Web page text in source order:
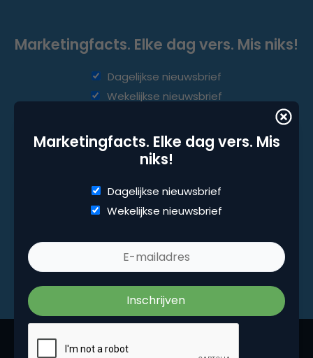
Marketingfacts. Elke dag vers. Mis
niks!
Dagelijkse nieuwsbrief
Wekelijkse nieuwsbrief
Marketingfacts. Elke dag vers. Mis niks!
Dagelijkse nieuwsbrief
Wekelijkse nieuwsbrief